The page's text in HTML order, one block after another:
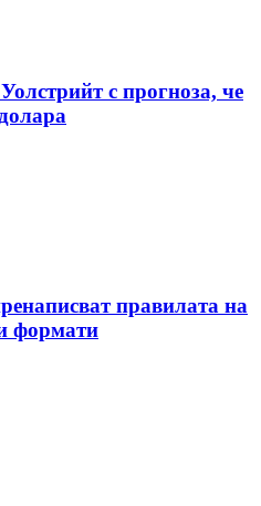
с прогноза, че
правилата на
формати